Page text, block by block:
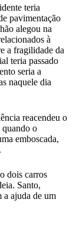
teria
pavimentação
alegou na
à
a fragilidade da
teria passado
seria a
naquele dia
reacendeu o
quando o
emboscada,
dois carros
Santo,
a ajuda de um